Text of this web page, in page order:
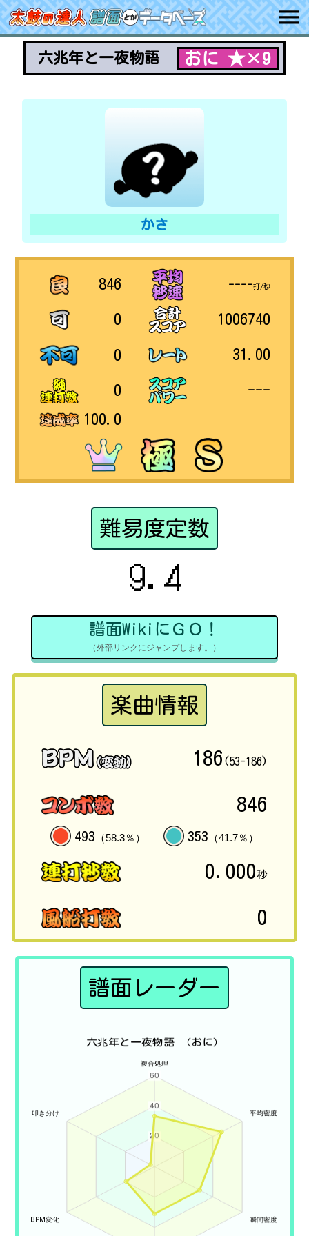
六兆年と一夜物語 おに ★×9
かさ
846
0
0
0
100.0
----打/秒
1006740
31.00
---
難易度定数
9.4
譜面WikiにＧＯ！
（外部リンクにジャンプします。）
楽曲情報
186 (53-186)
846
493 （58.3％） 353 （41.7％）
0.000秒
0
譜面レーダー